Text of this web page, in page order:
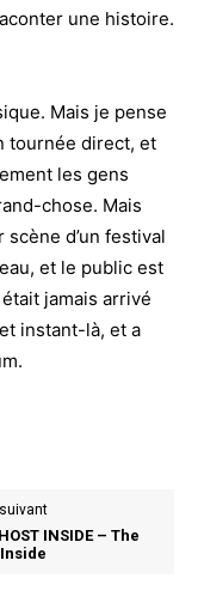
une histoire.
Mais je pense
tournée direct, et
les gens
chose. Mais
d’un festival
et le public est
jamais arrivé
instant-là, et a
INSIDE – The